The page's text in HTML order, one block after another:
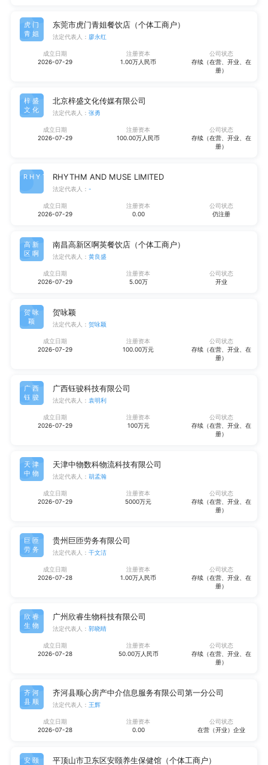
虎门
青姐
东莞市虎门青姐餐饮店（个体工商户）
法定代表人： 廖永红
成立日期
2026-07-29
注册资本
1.00万人民币
公司状态
存续（在营、开业、在
册）
梓盛
文化
北京梓盛文化传媒有限公司
法定代表人： 张勇
成立日期
2026-07-29
注册资本
100.00万人民币
公司状态
存续（在营、开业、在
册）
RHYT RHYTHM AND MUSE LIMITED
法定代表人： -
成立日期
2026-07-29
注册资本
0.00
公司状态
仍注册
高新
区啊
南昌高新区啊英餐饮店（个体工商户）
法定代表人： 黄良盛
成立日期
2026-07-29
注册资本
5.00万
公司状态
开业
贺咏
颖
贺咏颖
法定代表人： 贺咏颖
成立日期
2026-07-29
注册资本
100.00万元
公司状态
存续（在营、开业、在
册）
广西
钰骏
广西钰骏科技有限公司
法定代表人： 袁明利
成立日期
2026-07-29
注册资本
100万元
公司状态
存续（在营、开业、在
册）
天津
中物
天津中物数科物流科技有限公司
法定代表人： 胡孟瀚
成立日期
2026-07-29
注册资本
5000万元
公司状态
存续（在营、开业、在
册）
巨匝
劳务
贵州巨匝劳务有限公司
法定代表人： 干文洁
成立日期
2026-07-28
注册资本
1.00万人民币
公司状态
存续（在营、开业、在
册）
欣睿
生物
广州欣睿生物科技有限公司
法定代表人： 郭晓晴
成立日期
2026-07-28
注册资本
50.00万人民币
公司状态
存续（在营、开业、在
册）
齐河
县顺
齐河县顺心房产中介信息服务有限公司第一分公司
法定代表人： 王辉
成立日期
2026-07-28
注册资本
0.00
公司状态
在营（开业）企业
安颐 平顶山市卫东区安颐养生保健馆（个体工商户）